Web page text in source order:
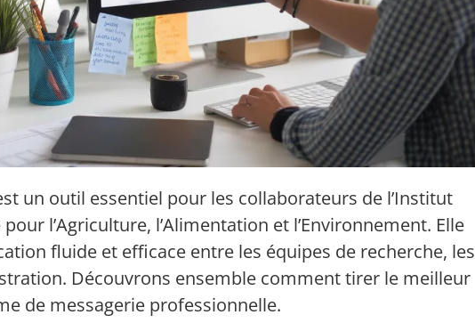
un outil essentiel pour les collaborateurs de l’Institut
l’Agriculture, l’Alimentation et l’Environnement. Elle
fluide et efficace entre les équipes de recherche, les
Découvrons ensemble comment tirer le meilleur
de messagerie professionnelle.